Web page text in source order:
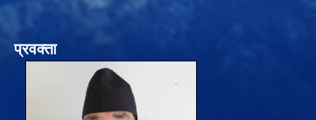
प्रवक्ता